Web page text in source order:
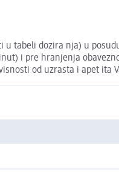
tabeli dozira nja) u
i pre hranjenja
od uzrasta i apet ita